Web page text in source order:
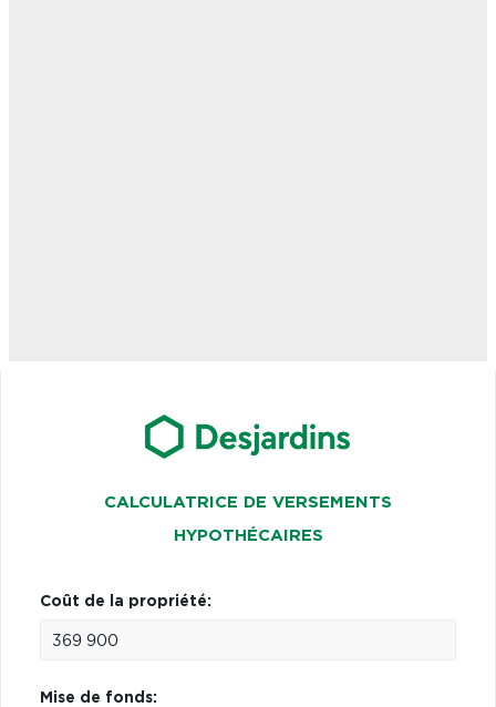
CALCULATRICE DE VERSEMENTS
HYPOTHÉCAIRES
Coût de la propriété:
Mise de fonds: